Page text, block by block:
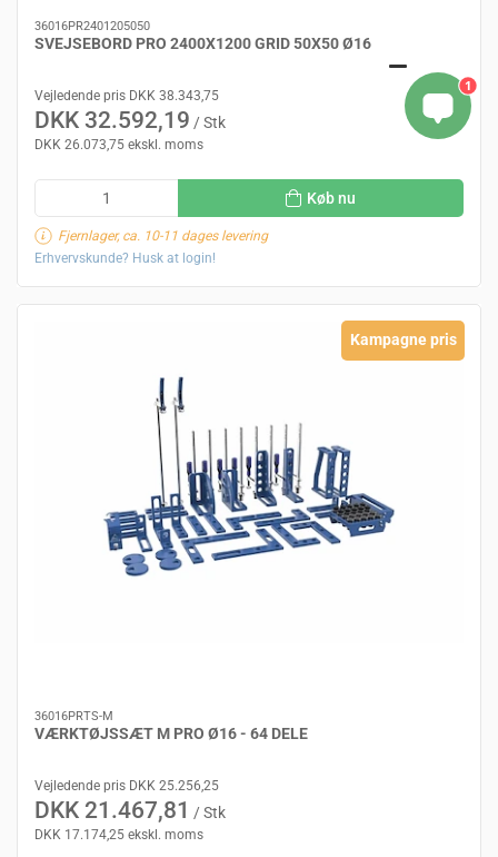
36016PR2401205050
SVEJSEBORD PRO 2400X1200 GRID 50X50 Ø16
Vejledende pris DKK 38.343,75
DKK 32.592,19 / Stk
DKK 26.073,75 ekskl. moms
Køb nu
Fjernlager, ca. 10-11 dages levering
Erhvervskunde? Husk at login!
Kampagne pris
36016PRTS-M
VÆRKTØJSSÆT M PRO Ø16 - 64 DELE
Vejledende pris DKK 25.256,25
DKK 21.467,81 / Stk
DKK 17.174,25 ekskl. moms
1